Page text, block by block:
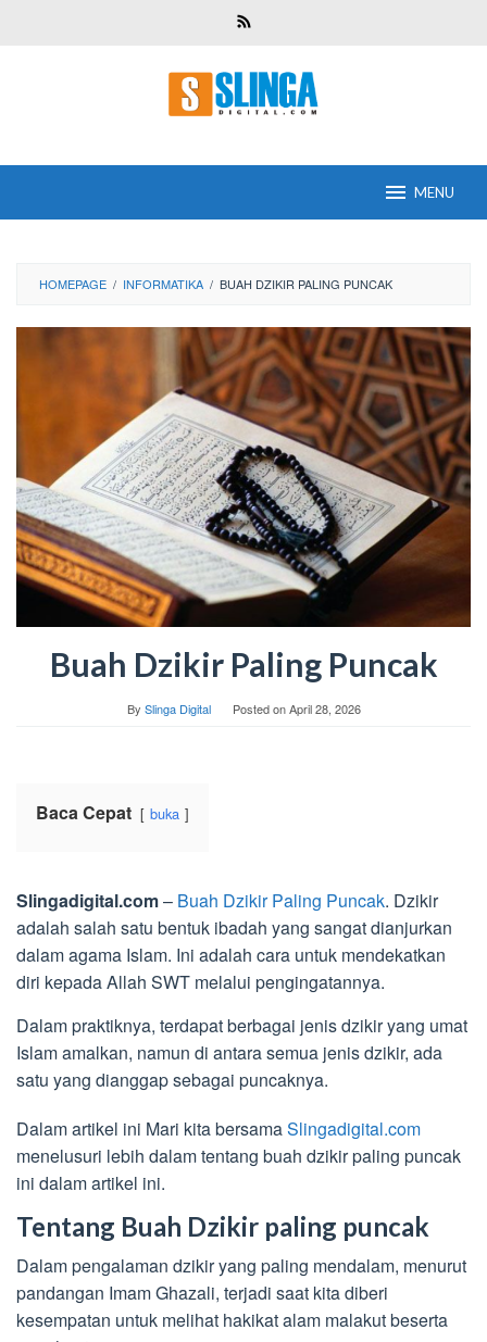
MENU
HOMEPAGE / INFORMATIKA / BUAH DZIKIR PALING PUNCAK
Buah Dzikir Paling Puncak
By Slinga Digital Posted onApril 28, 2026
Baca Cepat buka
Slingadigital.com– Buah Dzikir Paling Puncak. Dzikir
adalah salah satu bentuk ibadah yang sangat dianjurkan
dalam agama Islam. Ini adalah cara untuk mendekatkan
diri kepada Allah SWT melalui pengingatannya.
Dalam praktiknya, terdapat berbagai jenis dzikir yang umat
Islam amalkan, namun di antara semua jenis dzikir, ada
satu yang dianggap sebagai puncaknya.
Dalam artikel ini Mari kita bersamaSlingadigital.com
menelusuri lebih dalam tentang buah dzikir paling puncak
ini dalam artikel ini.
Tentang Buah Dzikir paling puncak
Dalam pengalaman dzikir yang paling mendalam, menurut
pandangan Imam Ghazali, terjadi saat kita diberi
kesempatan untuk melihat hakikat alam malakut beserta